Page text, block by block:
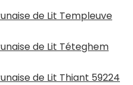
de Lit Templeuve
de Lit Téteghem
de Lit Thiant 59224